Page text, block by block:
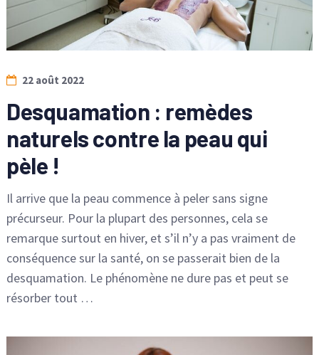
22 août 2022
Desquamation : remèdes
naturels contre la peau qui
pèle !
Il arrive que la peau commence à peler sans signe
précurseur. Pour la plupart des personnes, cela se
remarque surtout en hiver, et s’il n’y a pas vraiment de
conséquence sur la santé, on se passerait bien de la
desquamation. Le phénomène ne dure pas et peut se
résorber tout …